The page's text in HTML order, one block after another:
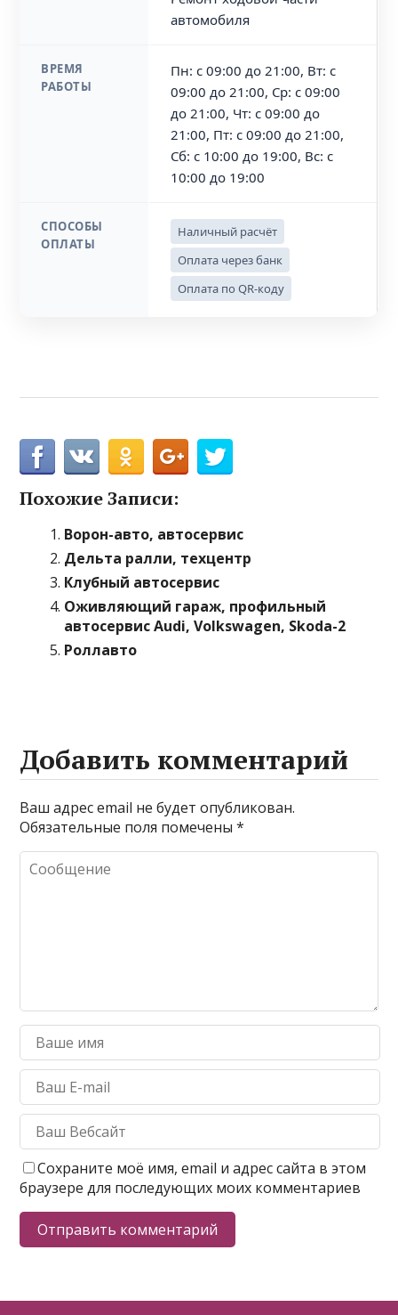
автомобиля
ВРЕМЯ
РАБОТЫ
Пн: с 09:00 до 21:00, Вт: с
09:00 до 21:00, Ср: с 09:00
до 21:00, Чт: с 09:00 до
21:00, Пт: с 09:00 до 21:00,
Сб: с 10:00 до 19:00, Вс: с
10:00 до 19:00
СПОСОБЫ
ОПЛАТЫ
Наличный расчёт
Оплата через банк
Оплата по QR-коду
Похожие Записи:
Ворон-авто, автосервис
Дельта ралли, техцентр
Клубный автосервис
Оживляющий гараж, профильный
автосервис Audi, Volkswagen, Skoda-2
Роллавто
Добавить комментарий
Ваш адрес email не будет опубликован.
Обязательные поля помечены*
Сохраните моё имя, email и адрес сайта в этом
браузере для последующих моих комментариев